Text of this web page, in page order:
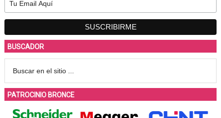
BUSCADOR
PATROCINIO BRONCE